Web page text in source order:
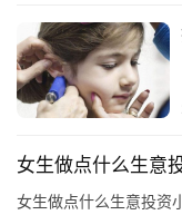
女生做点什么生意
女生做点什么生意投资